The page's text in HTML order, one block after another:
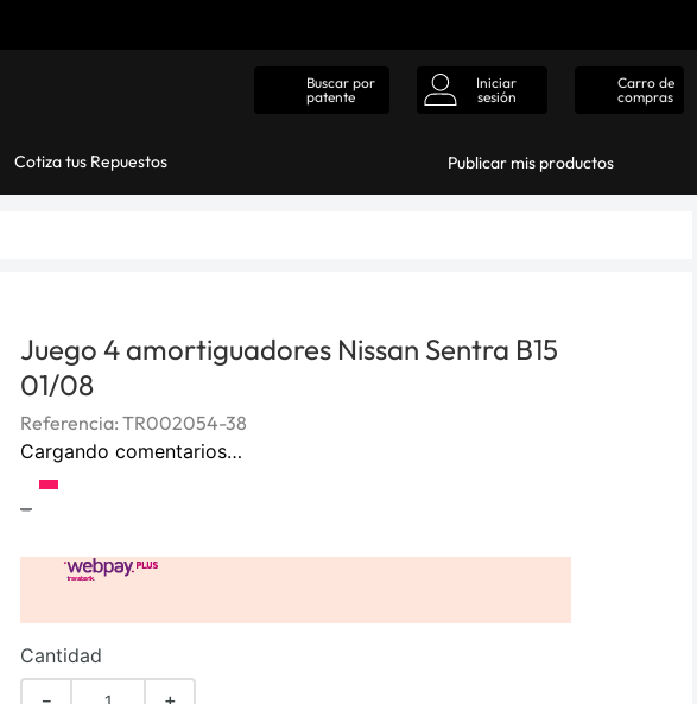
Buscar por
patente
Iniciar
sesión
Carro de
compras
Cotiza tus Repuestos Publicar mis productos
Juego 4 amortiguadores Nissan Sentra B15
01/08
Referencia: TR002054-38
Cargando comentarios…
-
Cantidad
＋
－